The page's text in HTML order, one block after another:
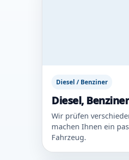
Diesel / Benziner
Diesel,
Wir prüfen
machen Ihnen ein
Fahrzeug.